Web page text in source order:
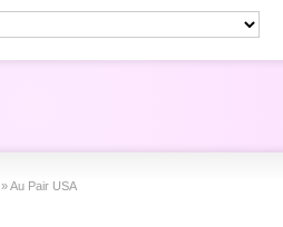
»Au Pair USA